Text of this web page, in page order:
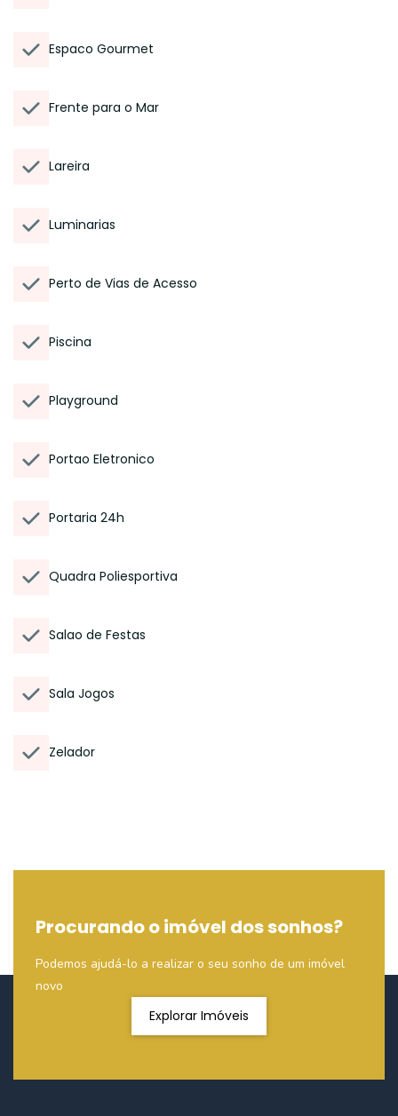
Espaco Gourmet
Frente para o Mar
Lareira
Luminarias
Perto de Vias de Acesso
Piscina
Playground
Portao Eletronico
Portaria 24h
Quadra Poliesportiva
Salao de Festas
Sala Jogos
Zelador
Procurando o imóvel dos sonhos?
Podemos ajudá-lo a realizar o seu sonho de um imóvel
novo
Explorar Imóveis